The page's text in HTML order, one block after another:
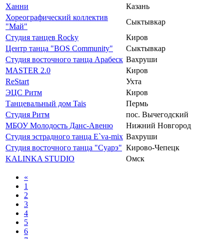
Ханни
Казань
Хореографический коллектив
"Май"
Сыктывкар
Студия танцев Rocky
Киров
Центр танца "BOS Community"
Сыктывкар
Студия восточного танца Арабеск Вахруши
MASTER 2.0
Киров
ReStart
Ухта
ЭЦС Ритм
Киров
Танцевальный дом Tais
Пермь
Студия Ритм
пос. Вычегодский
МБОУ Молодость Данс-Авеню
Нижний Новгород
Студия эстрадного танца E`va-mix Вахруши
Студия восточного танца "Суарэ" Кирово-Чепецк
KALINKA STUDIO
Омск
«
1
2
3
4
5
6